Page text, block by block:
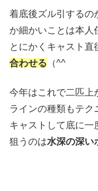
着底後ズル引するの
か細かいことは本人
とにかくキャスト直
合わせる （^^ゞ
今年はこれで二匹上
ラインの種類もテク
キャストして底に一
狙うのは水深の深い